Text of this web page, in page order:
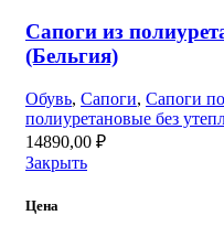
Закрыть
Цена
Сапоги из
(Бельгия)
Обувь, Сапоги, Сапоги
полиуретановые без
14890,00 ₽